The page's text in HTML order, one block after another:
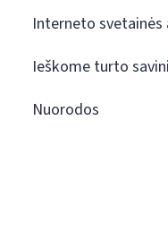
Interneto
Ieškome turto
Nuorodos